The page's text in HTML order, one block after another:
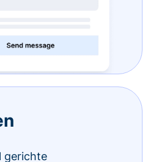
gerichte